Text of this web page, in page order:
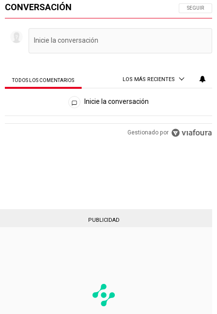
CONVERSACIÓN SIGA ESTA
SEGUIR
TODOS LOS COMENTARIOS LOS MÁS RECIENTES
Todos los comentarios
Inicie la conversación
PUBLICIDAD